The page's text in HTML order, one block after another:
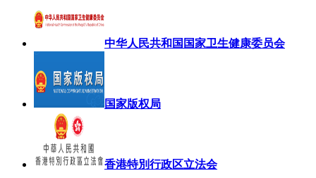
中华人民共和国国家卫生健康委员会
国家版权局
香港特別行政区立法会